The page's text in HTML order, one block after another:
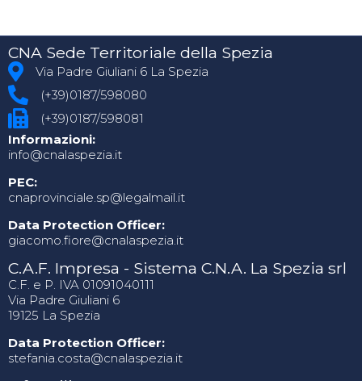
CNA Sede Territoriale della Spezia
Via Padre Giuliani 6 La Spezia
(+39)0187/598080
(+39)0187/598081
Informazioni:
info@cnalaspezia.it
PEC:
cnaprovinciale.sp@legalmail.it
Data Protection Officer:
giacomo.fiore@cnalaspezia.it
C.A.F. Impresa - Sistema C.N.A. La Spezia srl
C.F. e P. IVA 01091040111
Via Padre Giuliani 6
19125 La Spezia
Data Protection Officer:
stefania.costa@cnalaspezia.it